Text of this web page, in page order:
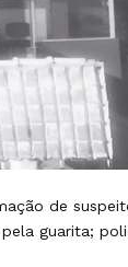
de
guarita;